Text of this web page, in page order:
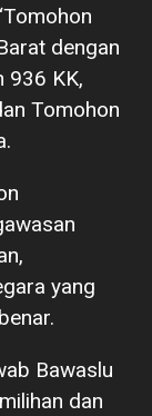
dengan
936 KK,
Tomohon
yang
Bawaslu
dan